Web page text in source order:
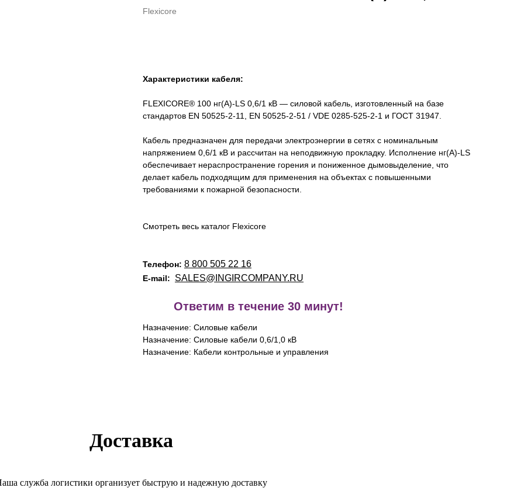
Flexicore
Характеристики кабеля:
FLEXICORE® 100 нг(А)-LS 0,6/1 кВ — силовой кабель, изготовленный на базе
стандартов EN 50525-2-11, EN 50525-2-51 / VDE 0285-525-2-1 и ГОСТ 31947.
Кабель предназначен для передачи электроэнергии в сетях с номинальным
напряжением 0,6/1 кВ и рассчитан на неподвижную прокладку. Исполнение нг(А)-LS
обеспечивает нераспространение горения и пониженное дымовыделение, что
делает кабель подходящим для применения на объектах с повышенными
требованиями к пожарной безопасности.
Смотреть весь каталог Flexicore
Телефон: 8 800 505 22 16
E-mail: SALES@INGIRCOMPANY.RU
Ответим в течение 30 минут!
Назначение: Силовые кабели
Назначение: Силовые кабели 0,6/1,0 кВ
Назначение: Кабели контрольные и управления
Доставка
служба логистики организует быструю и надежную доставку